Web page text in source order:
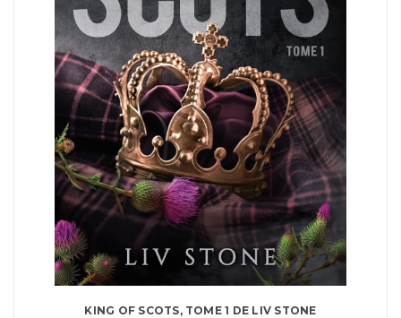
KING OF SCOTS, TOME 1 DE LIV STONE